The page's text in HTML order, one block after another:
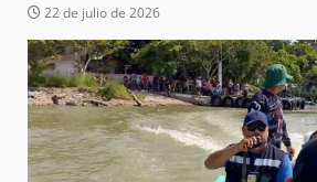
22 de julio de 2026